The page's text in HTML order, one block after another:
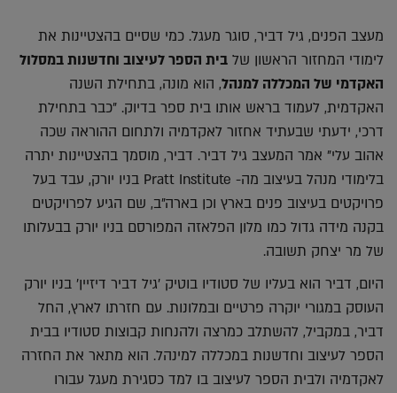
מעצב הפנים, גיל דביר, סוגר מעגל. כמי שסיים בהצטיינות את
לימודי המחזור הראשון של בית הספר לעיצוב וחדשנות במסלול
האקדמי של המכללה למנהל, הוא מונה, בתחילת השנה
האקדמית, לעמוד בראש אותו בית ספר בדיוק. "כבר בתחילת
דרכי, ידעתי שבעתיד אחזור לאקדמיה ולתחום ההוראה שכה
אהוב עלי" אמר המעצב גיל דביר. דביר, מוסמך בהצטיינות יתרה
בלימודי מנהל בעיצוב מה- Pratt Institute בניו יורק, עבד בעל
פרויקטים בעיצוב פנים בארץ וכן בארה"ב, שם הגיע לפרויקטים
בקנה מידה גדול כמו מלון הפלאזה המפורסם בניו יורק בבעלותו
של מר יצחק תשובה.
היום, דביר הוא בעליו של סטודיו בוטיק 'גיל דביר דיזיין' בניו יורק
העוסק במגורי יוקרה פרטיים ובמלונות. עם חזרתו לארץ, החל
דביר, במקביל, להשתלב כמרצה ולהנחות קבוצות סטודיו בבית
הספר לעיצוב וחדשנות במכללה למינהל. הוא מתאר את החזרה
לאקדמיה ולבית הספר לעיצוב בו למד כסגירת מעגל עבורו